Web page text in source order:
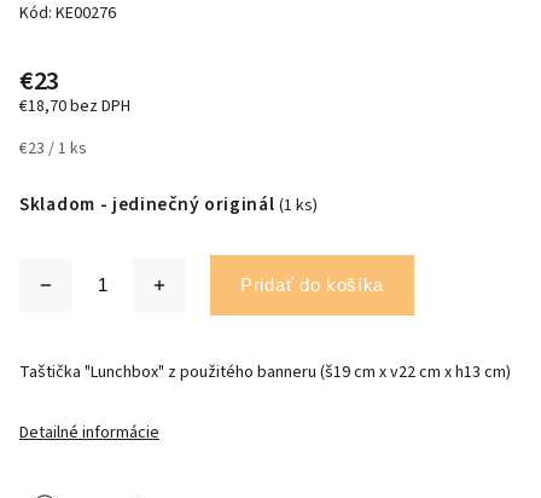
Kód: KE00276
€23
€18,70 bez DPH
€23 / 1 ks
Skladom - jedinečný originál (1 ks)
Pridať do košíka
Taštička "Lunchbox" z použitého banneru (š19 cm x v22 cm x h13 cm)
Detailné informácie